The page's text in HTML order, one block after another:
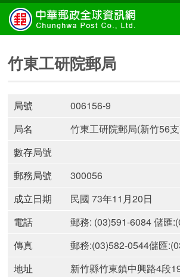
竹東工研院郵局
局號
006156-9
局名
竹東工研院郵局(新竹56
數存局號
郵務局號
300056
成立日期
民國 73年11月20日
電話
郵務: (03)591-6084 儲匯
傳真
郵務:(03)582-0544儲匯
地址
新竹縣竹東鎮中興路4段